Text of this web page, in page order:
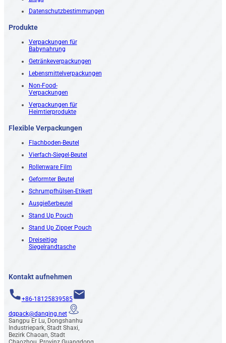
Datenschutzbestimmungen
Produkte
Verpackungen für
Babynahrung
Getränkeverpackungen
Lebensmittelverpackungen
Non-Food-
Verpackungen
Verpackungen für
Heimtierprodukte
Flexible Verpackungen
Flachboden-Beutel
Vierfach-Siegel-Beutel
Rollenware Film
Geformter Beutel
Schrumpfhülsen-Etikett
Ausgießerbeutel
Stand Up Pouch
Stand Up Zipper Pouch
Dreiseitige
Siegelrandtasche
Kontakt aufnehmen
+86-18125839585
dqpack@danqing.net
Sangpu Er Lu, Dongshanhu
Industriepark, Stadt Shaxi,
Bezirk Chaoan, Stadt